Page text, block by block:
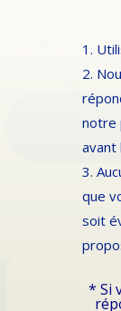
1.
2.
notre
avant
3.
que
soit
* Si